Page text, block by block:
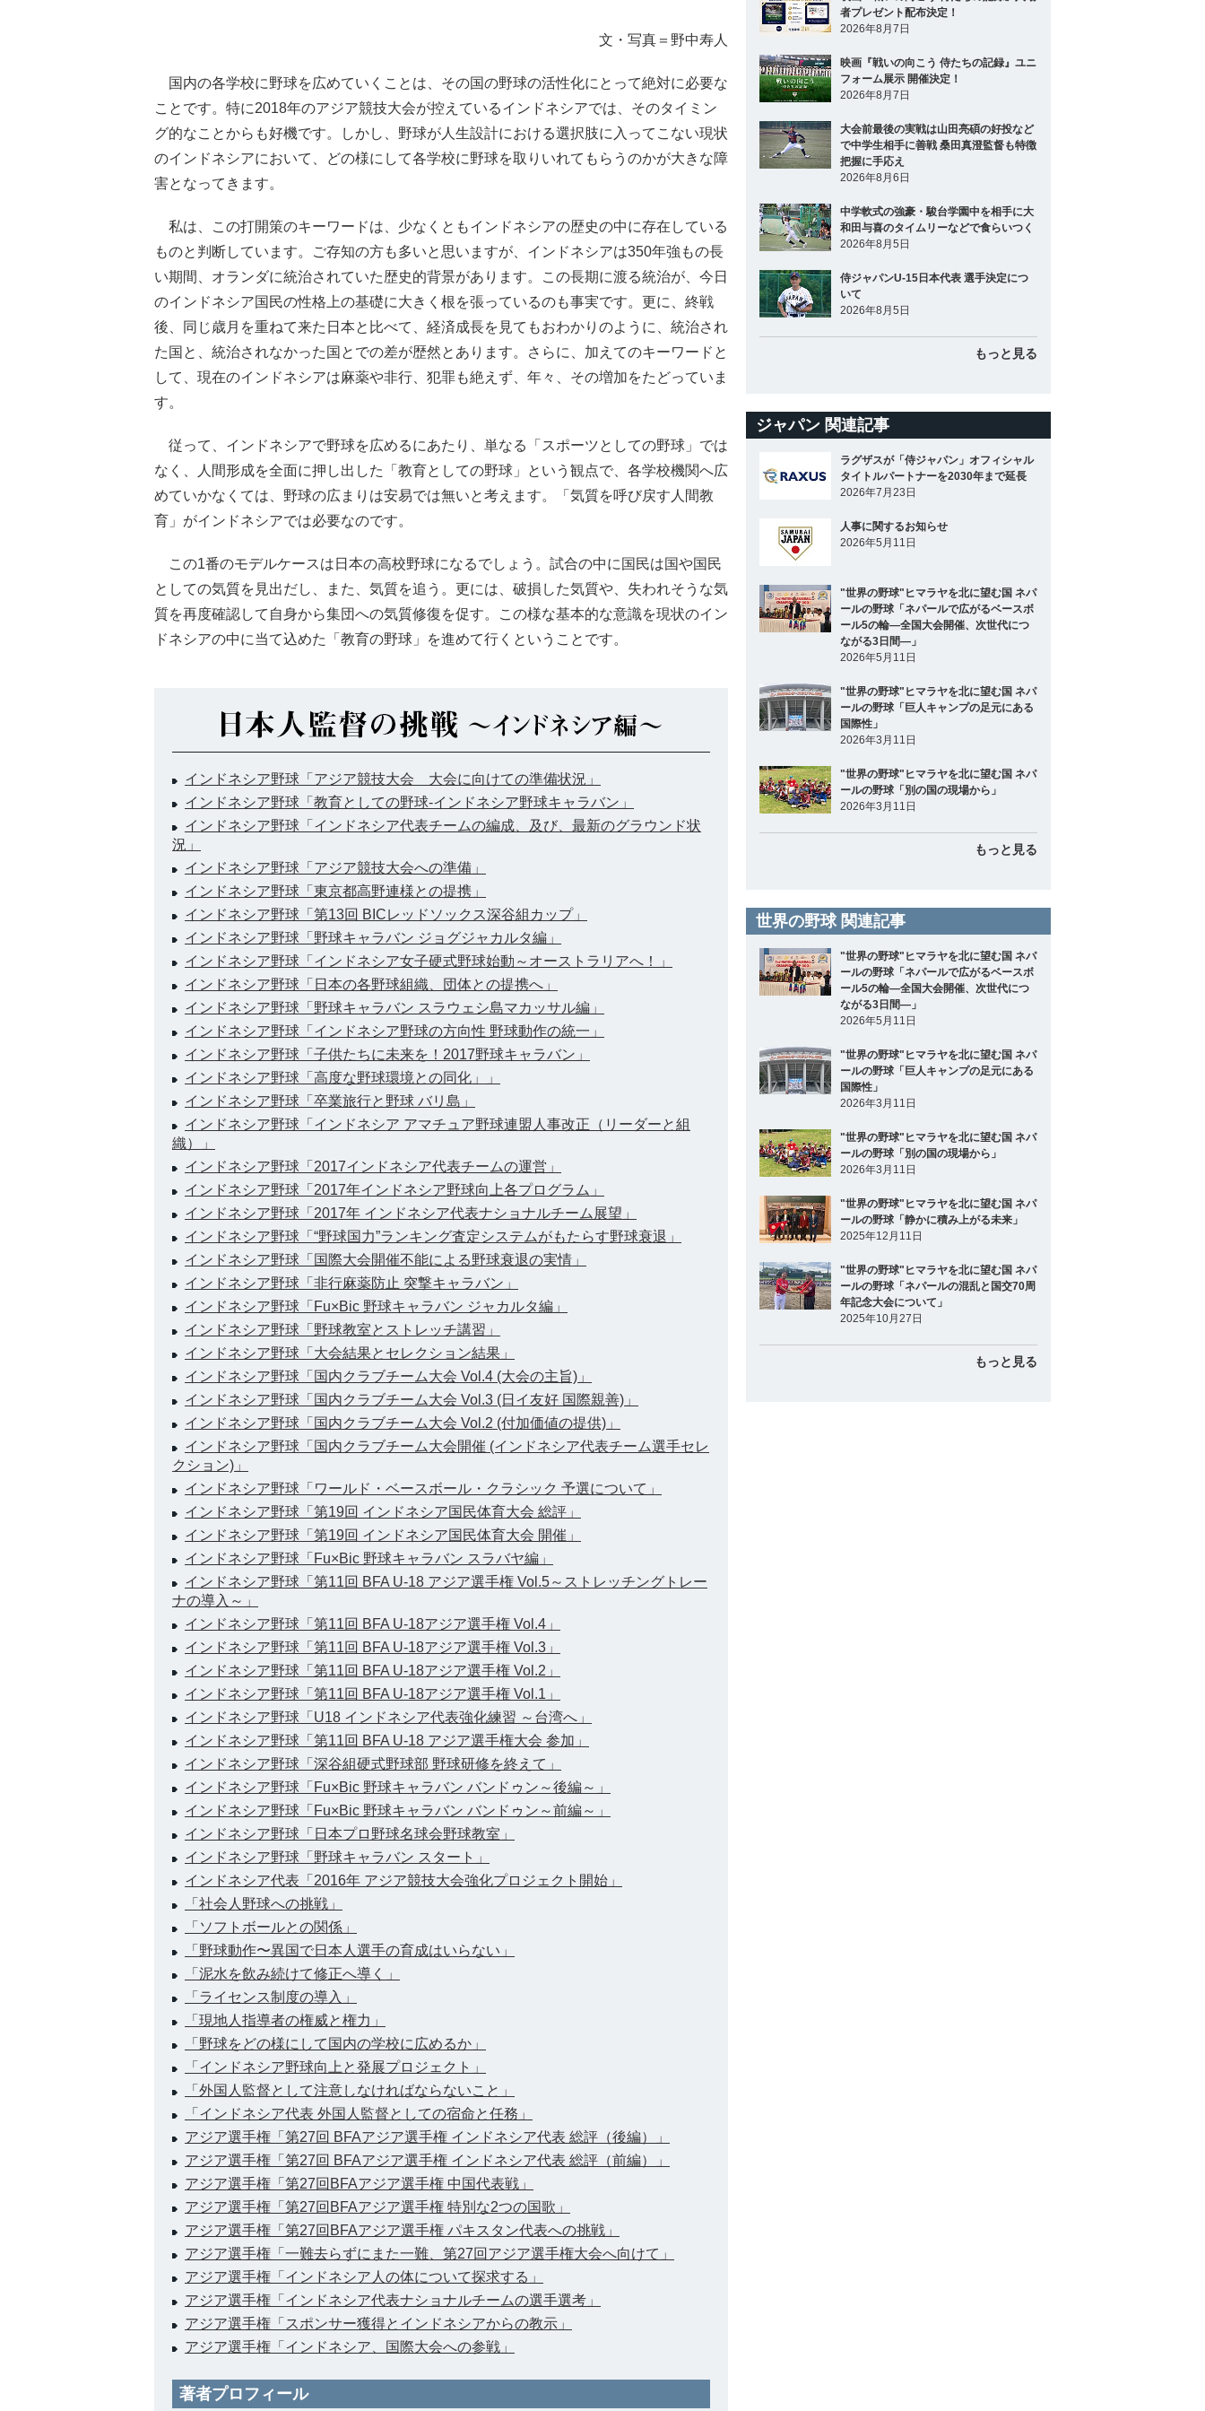
文・写真＝野中寿人
国内の各学校に野球を広めていくことは、その国の野球の活性化にとって絶対に必要な
ことです。特に2018年のアジア競技大会が控えているインドネシアでは、そのタイミン
グ的なことからも好機です。しかし、野球が人生設計における選択肢に入ってこない現状
のインドネシアにおいて、どの様にして各学校に野球を取りいれてもらうのかが大きな障
害となってきます。
私は、この打開策のキーワードは、少なくともインドネシアの歴史の中に存在している
ものと判断しています。ご存知の方も多いと思いますが、インドネシアは350年強もの長
い期間、オランダに統治されていた歴史的背景があります。この長期に渡る統治が、今日
のインドネシア国民の性格上の基礎に大きく根を張っているのも事実です。更に、終戦
後、同じ歳月を重ねて来た日本と比べて、経済成長を見てもおわかりのように、統治され
た国と、統治されなかった国とでの差が歴然とあります。さらに、加えてのキーワードと
して、現在のインドネシアは麻薬や非行、犯罪も絶えず、年々、その増加をたどっていま
す。
従って、インドネシアで野球を広めるにあたり、単なる「スポーツとしての野球」では
なく、人間形成を全面に押し出した「教育としての野球」という観点で、各学校機関へ広
めていかなくては、野球の広まりは安易では無いと考えます。「気質を呼び戻す人間教
育」がインドネシアでは必要なのです。
この1番のモデルケースは日本の高校野球になるでしょう。試合の中に国民は国や国民
としての気質を見出だし、また、気質を追う。更には、破損した気質や、失われそうな気
質を再度確認して自身から集団への気質修復を促す。この様な基本的な意識を現状のイン
ドネシアの中に当て込めた「教育の野球」を進めて行くということです。
インドネシア野球「アジア競技大会 大会に向けての準備状況」
インドネシア野球「教育としての野球-インドネシア野球キャラバン」
インドネシア野球「インドネシア代表チームの編成、及び、最新のグラウンド状
況」
インドネシア野球「アジア競技大会への準備」
インドネシア野球「東京都高野連様との提携」
インドネシア野球「第13回 BICレッドソックス深谷組カップ」
インドネシア野球「野球キャラバン ジョグジャカルタ編」
インドネシア野球「インドネシア女子硬式野球始動～オーストラリアへ！」
インドネシア野球「日本の各野球組織、団体との提携へ」
インドネシア野球「野球キャラバン スラウェシ島マカッサル編」
インドネシア野球「インドネシア野球の方向性 野球動作の統一」
インドネシア野球「子供たちに未来を！2017野球キャラバン」
インドネシア野球「高度な野球環境との同化」」
インドネシア野球「卒業旅行と野球 バリ島」
インドネシア野球「インドネシア アマチュア野球連盟人事改正（リーダーと組
織）」
インドネシア野球「2017インドネシア代表チームの運営」
インドネシア野球「2017年インドネシア野球向上各プログラム」
インドネシア野球「2017年 インドネシア代表ナショナルチーム展望」
インドネシア野球「“野球国力”ランキング査定システムがもたらす野球衰退」
インドネシア野球「国際大会開催不能による野球衰退の実情」
インドネシア野球「非行麻薬防止 突撃キャラバン」
インドネシア野球「Fu×Bic 野球キャラバン ジャカルタ編」
インドネシア野球「野球教室とストレッチ講習」
インドネシア野球「大会結果とセレクション結果」
インドネシア野球「国内クラブチーム大会 Vol.4 (大会の主旨)」
インドネシア野球「国内クラブチーム大会 Vol.3 (日イ友好 国際親善)」
インドネシア野球「国内クラブチーム大会 Vol.2 (付加価値の提供)」
インドネシア野球「国内クラブチーム大会開催 (インドネシア代表チーム選手セレ
クション)」
インドネシア野球「ワールド・ベースボール・クラシック 予選について」
インドネシア野球「第19回 インドネシア国民体育大会 総評」
インドネシア野球「第19回 インドネシア国民体育大会 開催」
インドネシア野球「Fu×Bic 野球キャラバン スラバヤ編」
インドネシア野球「第11回 BFA U-18 アジア選手権 Vol.5～ストレッチングトレー
ナの導入～」
インドネシア野球「第11回 BFA U-18アジア選手権 Vol.4」
インドネシア野球「第11回 BFA U-18アジア選手権 Vol.3」
インドネシア野球「第11回 BFA U-18アジア選手権 Vol.2」
インドネシア野球「第11回 BFA U-18アジア選手権 Vol.1」
インドネシア野球「U18 インドネシア代表強化練習 ～台湾へ」
インドネシア野球「第11回 BFA U-18 アジア選手権大会 参加」
インドネシア野球「深谷組硬式野球部 野球研修を終えて」
インドネシア野球「Fu×Bic 野球キャラバン バンドゥン～後編～」
インドネシア野球「Fu×Bic 野球キャラバン バンドゥン～前編～」
インドネシア野球「日本プロ野球名球会野球教室」
インドネシア野球「野球キャラバン スタート」
インドネシア代表「2016年 アジア競技大会強化プロジェクト開始」
「社会人野球への挑戦」
「ソフトボールとの関係」
「野球動作〜異国で日本人選手の育成はいらない」
「泥水を飲み続けて修正へ導く」
「ライセンス制度の導入」
「現地人指導者の権威と権力」
「野球をどの様にして国内の学校に広めるか」
「インドネシア野球向上と発展プロジェクト」
「外国人監督として注意しなければならないこと」
「インドネシア代表 外国人監督としての宿命と任務」
アジア選手権「第27回 BFAアジア選手権 インドネシア代表 総評（後編）」
アジア選手権「第27回 BFAアジア選手権 インドネシア代表 総評（前編）」
アジア選手権「第27回BFAアジア選手権 中国代表戦」
アジア選手権「第27回BFAアジア選手権 特別な2つの国歌」
アジア選手権「第27回BFAアジア選手権 パキスタン代表への挑戦」
アジア選手権「一難去らずにまた一難、第27回アジア選手権大会へ向けて」
アジア選手権「インドネシア人の体について探求する」
アジア選手権「インドネシア代表ナショナルチームの選手選考」
アジア選手権「スポンサー獲得とインドネシアからの教示」
アジア選手権「インドネシア、国際大会への参戦」
著者プロフィール
者プレゼント配布決定！
2026年8月7日
映画『戦いの向こう 侍たちの記録』ユニ
フォーム展示 開催決定！
2026年8月7日
大会前最後の実戦は山田亮碩の好投など
で中学生相手に善戦 桑田真澄監督も特徴
把握に手応え
2026年8月6日
中学軟式の強豪・駿台学園中を相手に大
和田与喜のタイムリーなどで食らいつく
2026年8月5日
侍ジャパンU-15日本代表 選手決定につ
いて
2026年8月5日
もっと見る
ジャパン 関連記事
ラグザスが「侍ジャパン」オフィシャル
タイトルパートナーを2030年まで延長
2026年7月23日
人事に関するお知らせ
2026年5月11日
"世界の野球"ヒマラヤを北に望む国 ネパ
ールの野球「ネパールで広がるベースボ
ール5の輪―全国大会開催、次世代につ
ながる3日間―」
2026年5月11日
"世界の野球"ヒマラヤを北に望む国 ネパ
ールの野球「巨人キャンプの足元にある
国際性」
2026年3月11日
"世界の野球"ヒマラヤを北に望む国 ネパ
ールの野球「別の国の現場から」
2026年3月11日
もっと見る
世界の野球 関連記事
"世界の野球"ヒマラヤを北に望む国 ネパ
ールの野球「ネパールで広がるベースボ
ール5の輪―全国大会開催、次世代につ
ながる3日間―」
2026年5月11日
"世界の野球"ヒマラヤを北に望む国 ネパ
ールの野球「巨人キャンプの足元にある
国際性」
2026年3月11日
"世界の野球"ヒマラヤを北に望む国 ネパ
ールの野球「別の国の現場から」
2026年3月11日
"世界の野球"ヒマラヤを北に望む国 ネパ
ールの野球「静かに積み上がる未来」
2025年12月11日
"世界の野球"ヒマラヤを北に望む国 ネパ
ールの野球「ネパールの混乱と国交70周
年記念大会について」
2025年10月27日
もっと見る